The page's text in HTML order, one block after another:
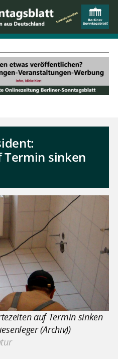
Termin sinken
auf Termin sinken
(Archiv))